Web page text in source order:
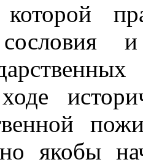
которой
якобы